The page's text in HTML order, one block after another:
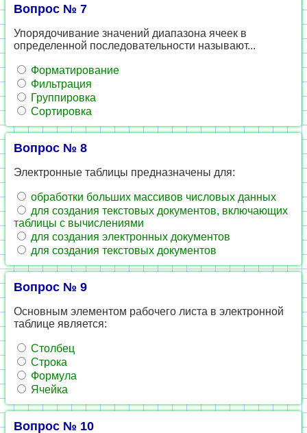
Вопрос № 7
Упорядочивание значений диапазона ячеек в
определенной последовательности называют...
Форматирование
Фильтрация
Группировка
Сортировка
Вопрос № 8
Электронные таблицы предназначены для:
обработки больших массивов числовых данных
для создания текстовых документов, включающих
таблицы с вычислениями
для создания электронных документов
для создания текстовых документов
Вопрос № 9
Основным элементом рабочего листа в электронной
таблице является:
Столбец
Строка
Формула
Ячейка
Вопрос № 10